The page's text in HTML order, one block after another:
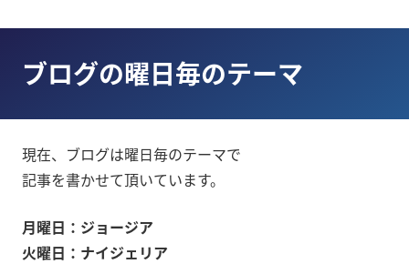
ブログの曜日毎のテーマ
現在、ブログは曜日毎のテーマで
記事を書かせて頂いています。
月曜日：ジョージア
火曜日：ナイジェリア